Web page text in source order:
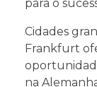
para o
Cidades
Frankfurt
na